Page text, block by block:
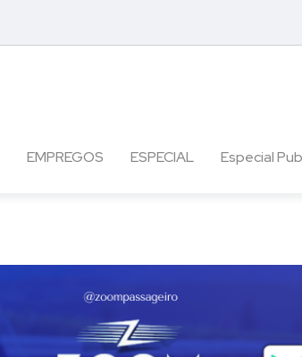
EMPREGOS ESPECIAL Especial